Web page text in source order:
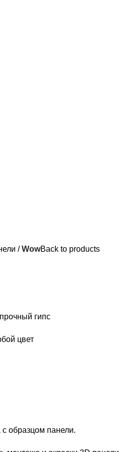
WowBack to products
гипс
цвет
образцом панели.